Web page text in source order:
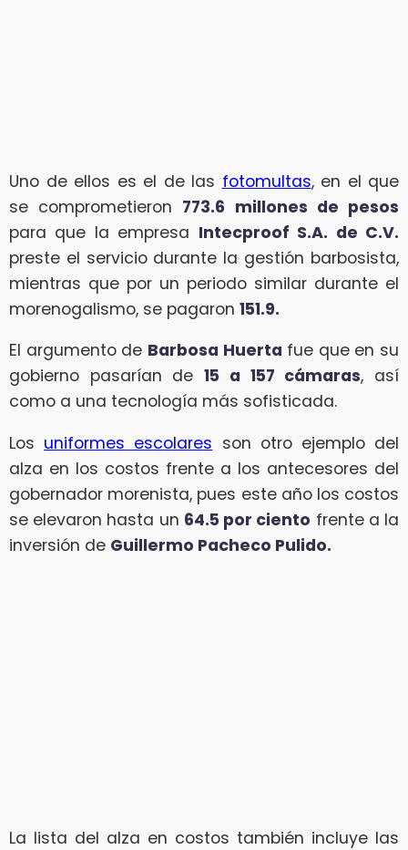
Uno de ellos es el de las fotomultas, en el que
se comprometieron 773.6 millones de pesos
para que la empresa Intecproof S.A. de C.V.
preste el servicio durante la gestión barbosista,
mientras que por un periodo similar durante el
morenogalismo, se pagaron 151.9.
El argumento de Barbosa Huerta fue que en su
gobierno pasarían de15 a 157 cámaras, así
como a una tecnología más sofisticada.
Los uniformes escolares son otro ejemplo del
alza en los costos frente a los antecesores del
gobernador morenista, pues este año los costos
se elevaron hasta un 64.5 por ciento frente a la
inversión de Guillermo Pacheco Pulido.
La lista del alza en costos también incluye las